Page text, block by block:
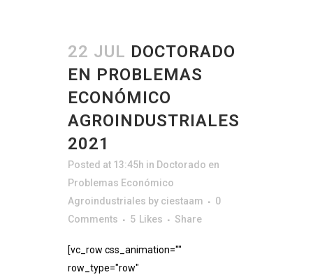
22 JUL DOCTORADO
EN PROBLEMAS
ECONÓMICO
AGROINDUSTRIALES
2021
Posted at 13:45h in Doctorado en
Problemas Económico
Agroindustriales by ciestaam
0
Comments
5 Likes Share
[vc_row css_animation=""
row_type="row"